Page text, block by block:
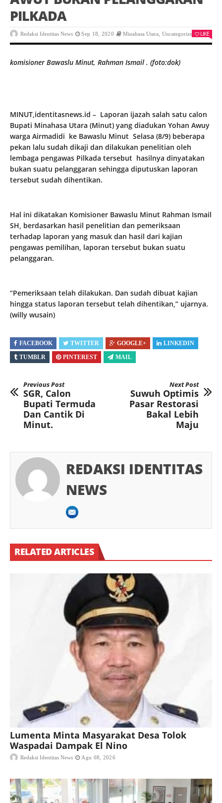
PILKADA
Redaksi Identitas News Sep 18, 2020 Minahasa Utara Uncategorized 0
LIKE
komisioner Bawaslu Minut, Rahman Ismail . (foto:dok)
MINUT,identitasnews.id – Laporan ijazah salah satu calon
Bupati Minahasa Utara (Minut) yang diadukan Yohan Awuy
warga Airmadidi ke Bawaslu Minut Selasa (8/9) beberapa
pekan lalu sudah dikaji dan dilakukan penelitian oleh
lembaga pengawas Pilkada tersebut hasilnya dinyatakan
bukan suatu pelanggaran sehingga diputuskan laporan
tersebut sudah dihentikan.
Hal ini dikatakan Komisioner Bawaslu Minut Rahman Ismail
SH, berdasarkan hasil penelitian dan pemeriksaan
terhadap laporan yang masuk dan hasil dari kajian
pengawas pemilihan, laporan tersebut bukan suatu
pelanggaran.
“Pemeriksaan telah dilakukan. Dan sudah dibuat kajian
hingga status laporan tersebut telah dihentikan,” ujarnya.
(willy wusain)
FACEBOOK TWITTER GOOGLE+
LINKEDIN
TUMBLR
PINTEREST MAIL
Previous Post
SGR, Calon
Bupati Termuda
Dan Cantik Di
Minut.
Next Post
Suwuh Optimis
Pasar Restorasi
Bakal Lebih
Maju
REDAKSI IDENTITAS
NEWS
RELATED ARTICLES
Lumenta Minta Masyarakat Desa Tolok
Waspadai Dampak El Nino
Redaksi Identitas News Agu 08, 2026